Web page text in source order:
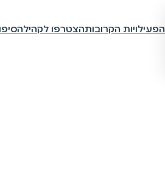
הפעילויות הקרובותהצטרפו לקהילה